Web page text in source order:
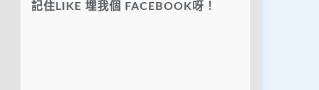
記住LIKE 埋我個 FACEBOOK呀！